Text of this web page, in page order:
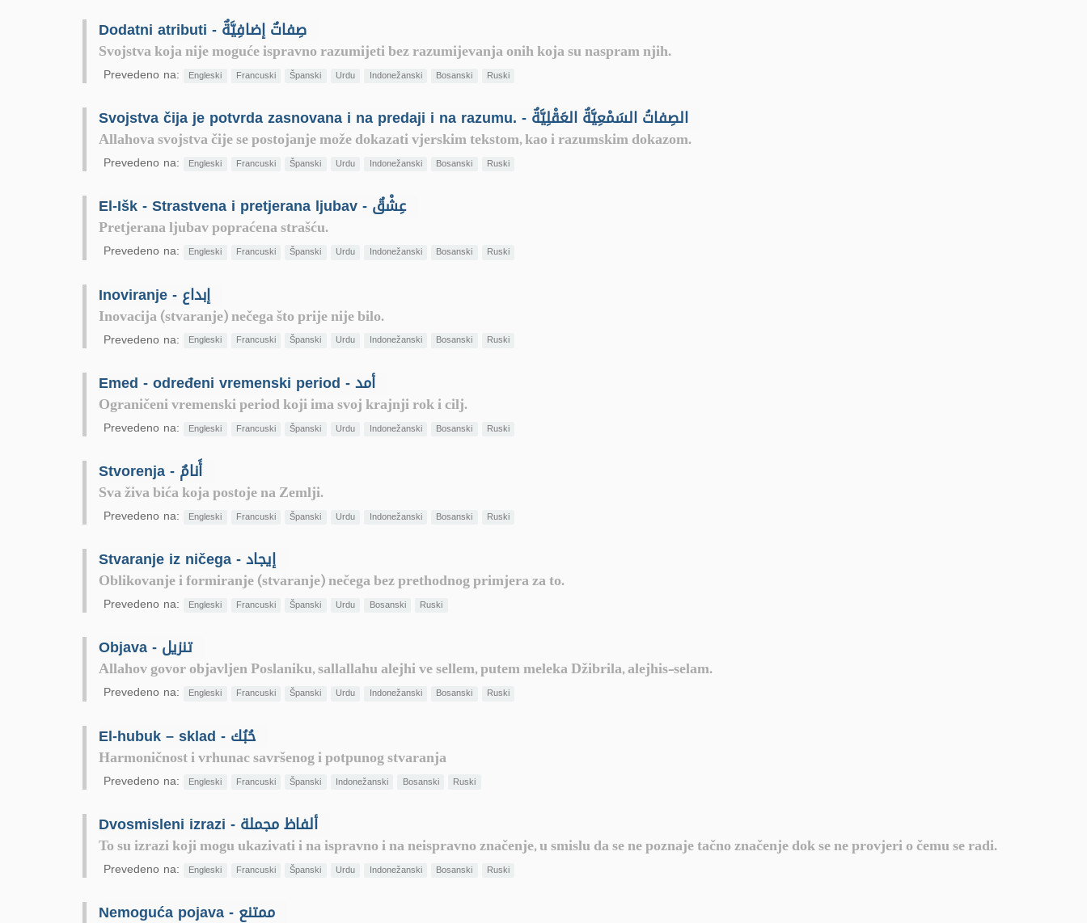
Dodatni atributi - صِفاتٌ إضافِيَّةٌ
Svojstva koja nije moguće ispravno razumijeti bez razumijevanja onih koja su naspram njih.
Prevedeno na: Engleski Francuski Španski Urdu Indonežanski Bosanski Ruski
Svojstva čija je potvrda zasnovana i na predaji i na razumu. - الصِفاتُ السَمْعِيَّةٌ العَقْلِيَّةٌ
Allahova svojstva čije se postojanje može dokazati vjerskim tekstom, kao i razumskim dokazom.
Prevedeno na: Engleski Francuski Španski Urdu Indonežanski Bosanski Ruski
El-Išk - Strastvena i pretjerana ljubav - عِشْقٌ
Pretjerana ljubav popraćena strašću.
Prevedeno na: Engleski Francuski Španski Urdu Indonežanski Bosanski Ruski
Inoviranje - إبداع
Inovacija (stvaranje) nečega što prije nije bilo.
Prevedeno na: Engleski Francuski Španski Urdu Indonežanski Bosanski Ruski
Emed - određeni vremenski period - أمد
Ograničeni vremenski period koji ima svoj krajnji rok i cilj.
Prevedeno na: Engleski Francuski Španski Urdu Indonežanski Bosanski Ruski
Stvorenja - أَنامٌ
Sva živa bića koja postoje na Zemlji.
Prevedeno na: Engleski Francuski Španski Urdu Indonežanski Bosanski Ruski
Stvaranje iz ničega - إيجاد
Oblikovanje i formiranje (stvaranje) nečega bez prethodnog primjera za to.
Prevedeno na: Engleski Francuski Španski Urdu Bosanski Ruski
Objava - تنزيل
Allahov govor objavljen Poslaniku, sallallahu alejhi ve sellem, putem meleka Džibrila, alejhis-selam.
Prevedeno na: Engleski Francuski Španski Urdu Indonežanski Bosanski Ruski
El-hubuk – sklad - حُبُك
Harmoničnost i vrhunac savršenog i potpunog stvaranja
Prevedeno na: Engleski Francuski Španski Indonežanski Bosanski Ruski
Dvosmisleni izrazi - ألفاظ مجملة
To su izrazi koji mogu ukazivati i na ispravno i na neispravno značenje, u smislu da se ne poznaje tačno značenje dok se ne provjeri o čemu se radi.
Prevedeno na: Engleski Francuski Španski Urdu Indonežanski Bosanski Ruski
Nemoguća pojava - ممتنع